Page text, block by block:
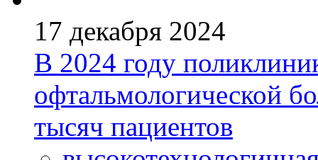
17 декабря 2024
В 2024 году
офтальмологической
тысяч пациентов